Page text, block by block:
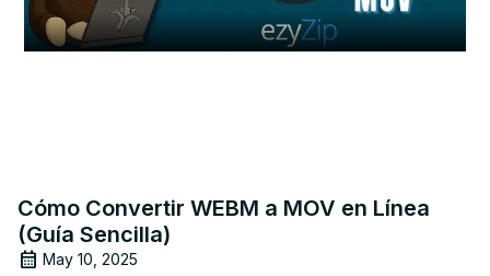
Video
Cómo Convertir WEBM a MOV en Línea
(Guía Sencilla)
May 10, 2025